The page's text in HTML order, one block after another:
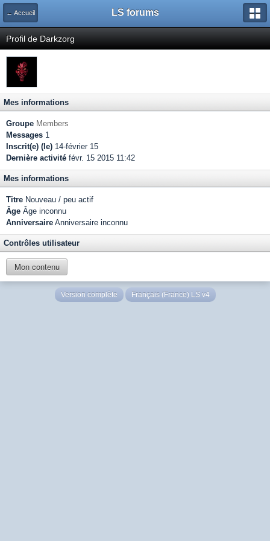
← Accueil LS forums
Profil de Darkzorg
Mes informations
Groupe Members
Messages 1
Inscrit(e) (le) 14-février 15
Dernière activité févr. 15 2015 11:42
Mes informations
Titre Nouveau / peu actif
Âge Âge inconnu
Anniversaire Anniversaire inconnu
Contrôles utilisateur
Mon contenu
Version complète Français (France) LS v4